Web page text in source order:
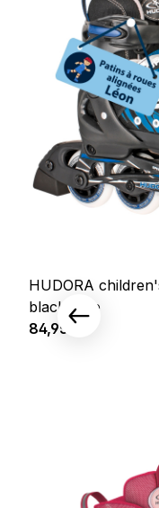
HUDORA
black/blue
Prix régulier :
84,95 €